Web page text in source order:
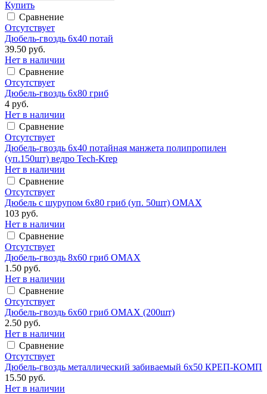
Купить
Сравнение
Отсутствует
Дюбель-гвоздь 6х40 потай
39.50 руб.
Нет в наличии
Сравнение
Отсутствует
Дюбель-гвоздь 6х80 гриб
4 руб.
Нет в наличии
Сравнение
Отсутствует
Дюбель-гвоздь 6х40 потайная манжета полипропилен
(уп.150шт) ведро Tech-Krep
Нет в наличии
Сравнение
Отсутствует
Дюбель с шурупом 6х80 гриб (уп. 50шт) ОМАХ
103 руб.
Нет в наличии
Сравнение
Отсутствует
Дюбель-гвоздь 8х60 гриб ОМАХ
1.50 руб.
Нет в наличии
Сравнение
Отсутствует
Дюбель-гвоздь 6х60 гриб ОМАХ (200шт)
2.50 руб.
Нет в наличии
Сравнение
Отсутствует
Дюбель-гвоздь металлический забиваемый 6x50 КРЕП-КОМП
15.50 руб.
Нет в наличии